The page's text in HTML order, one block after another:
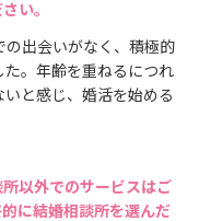
い。
出会いがなく、積極的
。年齢を重ねるにつれ
と感じ、婚活を始める
以外でのサービスはご
に結婚相談所を選んだ